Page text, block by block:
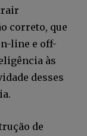
correto, que
line e off-
às
desses
de